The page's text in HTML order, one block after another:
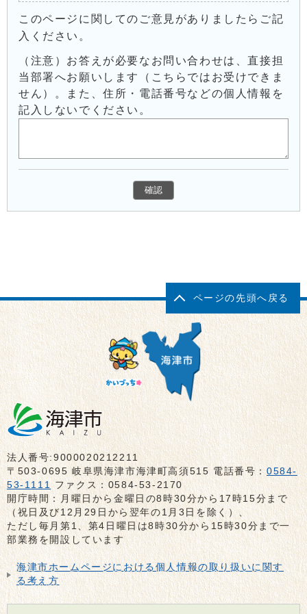
このページに関してのご意見がありましたらご記
入ください。
（注意）お答えが必要なお問い合わせは、直接担
当部署へお願いします（こちらではお受けできま
せん）。また、住所・電話番号などの個人情報を
記入しないでください。
ページの先頭へ戻る
法人番号:9000020212211
〒503-0695 岐阜県海津市海津町高須515 電話番号：0584-
53-1111 ファクス：0584-53-2170
開庁時間：月曜日から金曜日の8時30分から17時15分まで
（祝日及び12月29日から翌年の1月3日を除く）、
ただし毎月第1、第4日曜日は8時30分から15時30分まで一
部業務を開設しています
海津市ホームページにおける個人情報の取り扱いに関す
る考え方